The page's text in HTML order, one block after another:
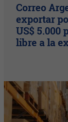
Correo
exportar
US$ 5.000
libre a la